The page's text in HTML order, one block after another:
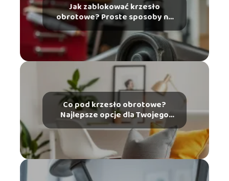
Jak zablokować krzesło
obrotowe? Proste sposoby na
naprawę
Co pod krzesło obrotowe?
Najlepsze opcje dla Twojego
wnętrza